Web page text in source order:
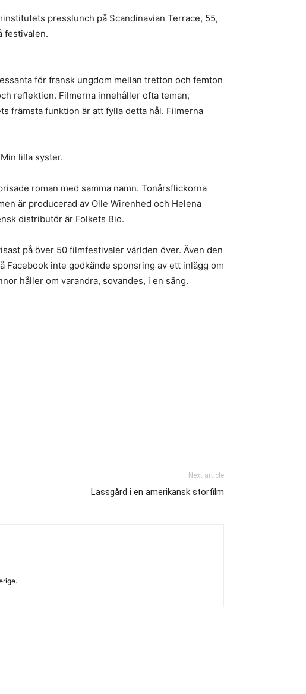
presslunch på Scandinavian Terrace, 55,
festivalen.
för fransk ungdom mellan tretton och femton
reflektion. Filmerna innehåller ofta teman,
främsta funktion är att fylla detta hål. Filmerna
lilla syster.
roman med samma namn. Tonårsflickorna
är producerad av Olle Wirenhed och Helena
distributör är Folkets Bio.
på över 50 filmfestivaler världen över. Även den
inte godkände sponsring av ett inlägg om
håller om varandra, sovandes, i en säng.
Next article
Lassgård i en amerikansk storfilm